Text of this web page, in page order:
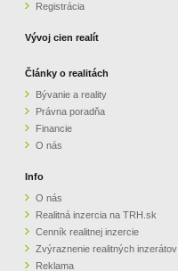
OBCHODNÉ PODMIENKY
KONTAKT
Registrácia
Vývoj cien realít
Články o realitách
Bývanie a reality
Právna poradňa
Financie
O nás
Info
O nás
Realitná inzercia na TRH.sk
Cenník realitnej inzercie
Zvýraznenie realitných inzerátov
Reklama